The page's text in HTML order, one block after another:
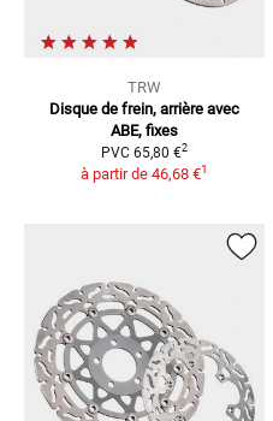
TRW
Disque de frein, arrière avec
ABE, fixes
PVC 65,80 €2
à partir de 46,68 €1